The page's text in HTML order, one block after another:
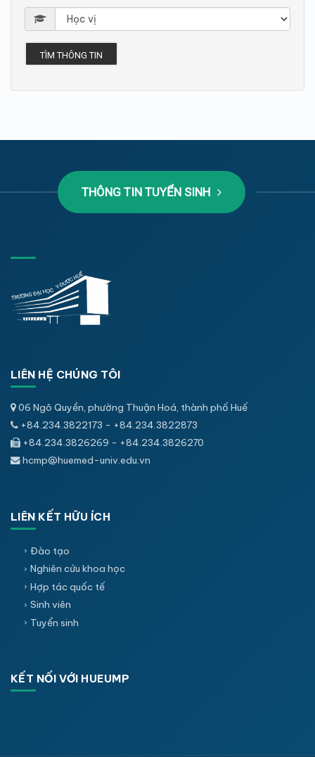
TÌM THÔNG TIN
THÔNG TIN TUYỂN SINH
LIÊN HỆ CHÚNG TÔI
06 Ngô Quyền, phường Thuận Hoá, thành phố Huế
+84.234.3822173 - +84.234.3822873
+84.234.3826269 - +84.234.3826270
hcmp@huemed-univ.edu.vn
LIÊN KẾT HỮU ÍCH
Đào tạo
Nghiên cứu khoa học
Hợp tác quốc tế
Sinh viên
Tuyển sinh
KẾT NỐI VỚI HUEUMP